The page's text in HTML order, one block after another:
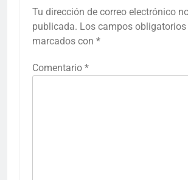
Tu dirección de correo electrónico
publicada. Los campos obligatorios
marcados con *
Comentario *